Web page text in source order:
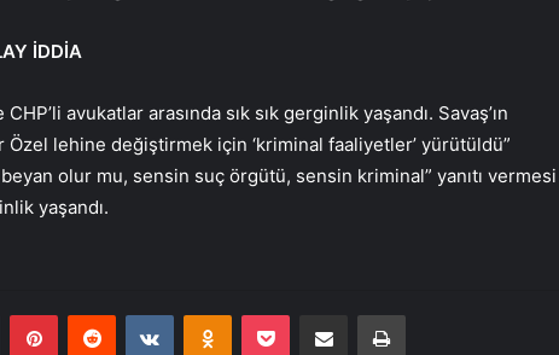
İDDİA
avukatlar arasında sık sık gerginlik yaşandı. Savaş’ın
Özel lehine değiştirmek için ‘kriminal faaliyetler’ yürütüldü”
beyan olur mu, sensin suç örgütü, sensin kriminal” yanıtı vermesi
yaşandı.
Tumblr PinterestReddit VKontakteOdnoklassniki
Pocket E-Posta ile paylaş Yazdır